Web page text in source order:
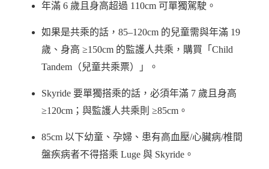
年滿 6 歲且身高超過 110cm 可單獨駕駛。
如果是共乘的話，85–120cm 的兒童需與年滿 19
歲、身高 ≥150cm 的監護人共乘，購買「Child
Tandem（兒童共乘票）」。
Skyride 要單獨搭乘的話，必須年滿 7 歲且身高
≥120cm；與監護人共乘則 ≥85cm。
85cm 以下幼童、孕婦、患有高血壓/心臟病/椎間
盤疾病者不得搭乘 Luge 與 Skyride。